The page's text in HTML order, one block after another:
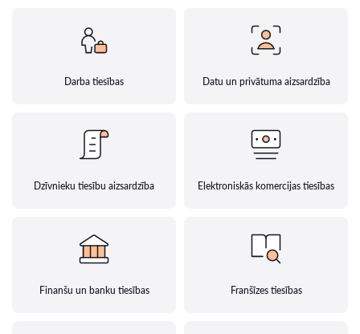
Darba tiesības Datu un privātuma aizsardzība
Dzīvnieku tiesību aizsardzība Elektroniskās komercijas tiesības
Finanšu un banku tiesības Franšīzes tiesības